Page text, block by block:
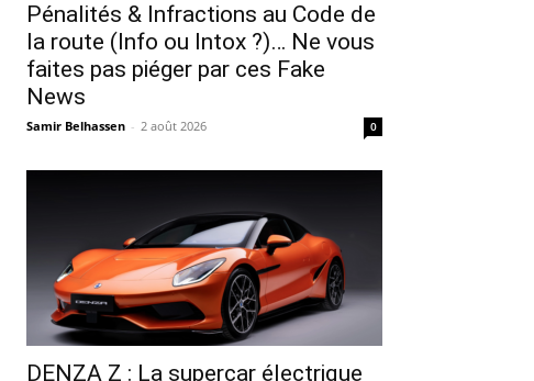
Pénalités & Infractions au Code de
la route (Info ou Intox ?)… Ne vous
faites pas piéger par ces Fake
News
Samir Belhassen - 2 août 2026 0
DENZA Z : La supercar électrique